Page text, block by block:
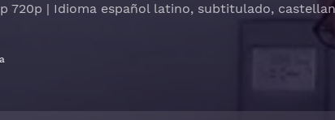
720p | Idioma español latino, subtitulado,